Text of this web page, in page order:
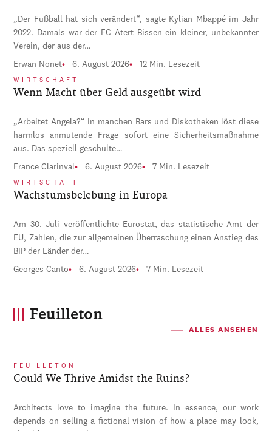
„Der Fußball hat sich verändert“, sagte Kylian Mbappé im Jahr
2022. Damals war der FC Atert Bissen ein kleiner, unbekannter
Verein, der aus der…
Erwan Nonet 6. August 2026 12 Min. Lesezeit
WIRTSCHAFT
Wenn Macht über Geld ausgeübt wird
„Arbeitet Angela?“ In manchen Bars und Diskotheken löst diese
harmlos anmutende Frage sofort eine Sicherheitsmaßnahme
aus. Das speziell geschulte…
France Clarinval 6. August 2026 7 Min. Lesezeit
WIRTSCHAFT
Wachstumsbelebung in Europa
Am 30. Juli veröffentlichte Eurostat, das statistische Amt der
EU, Zahlen, die zur allgemeinen Überraschung einen Anstieg des
BIP der Länder der…
Georges Canto 6. August 2026 7 Min. Lesezeit
Feuilleton
ALLES ANSEHEN
FEUILLETON
Could We Thrive Amidst the Ruins?
Architects love to imagine the future. In essence, our work
depends on selling a fictional vision of how a place may look,